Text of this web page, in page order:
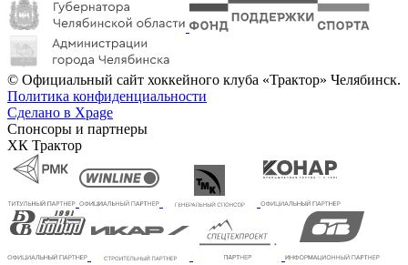
© Официальный сайт хоккейного клуба «Трактор» Челябинск.
Политика конфиденциальности
Сделано в Xpage
Спонсоры и партнеры
ХК Трактор